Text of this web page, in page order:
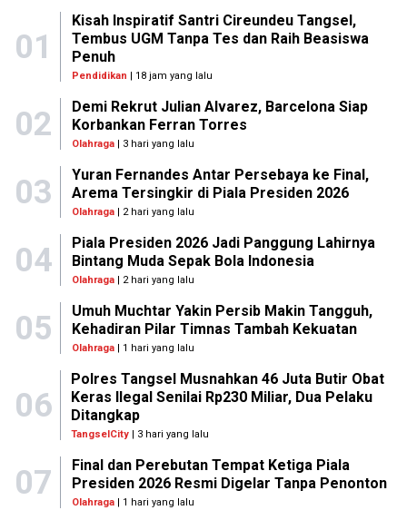
01
Kisah Inspiratif Santri Cireundeu Tangsel,
Tembus UGM Tanpa Tes dan Raih Beasiswa
Penuh
Pendidikan | 18 jam yang lalu
02
Demi Rekrut Julian Alvarez, Barcelona Siap
Korbankan Ferran Torres
Olahraga| 3 hari yang lalu
03
Yuran Fernandes Antar Persebaya ke Final,
Arema Tersingkir di Piala Presiden 2026
Olahraga| 2 hari yang lalu
04
Piala Presiden 2026 Jadi Panggung Lahirnya
Bintang Muda Sepak Bola Indonesia
Olahraga| 2 hari yang lalu
05
Umuh Muchtar Yakin Persib Makin Tangguh,
Kehadiran Pilar Timnas Tambah Kekuatan
Olahraga| 1 hari yang lalu
06
Polres Tangsel Musnahkan 46 Juta Butir Obat
Keras Ilegal Senilai Rp230 Miliar, Dua Pelaku
Ditangkap
TangselCity | 3 hari yang lalu
07
Final dan Perebutan Tempat Ketiga Piala
Presiden 2026 Resmi Digelar Tanpa Penonton
Olahraga| 1 hari yang lalu